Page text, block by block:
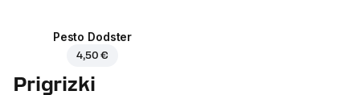
Pesto Dodster
4,50 €
Prigrizki